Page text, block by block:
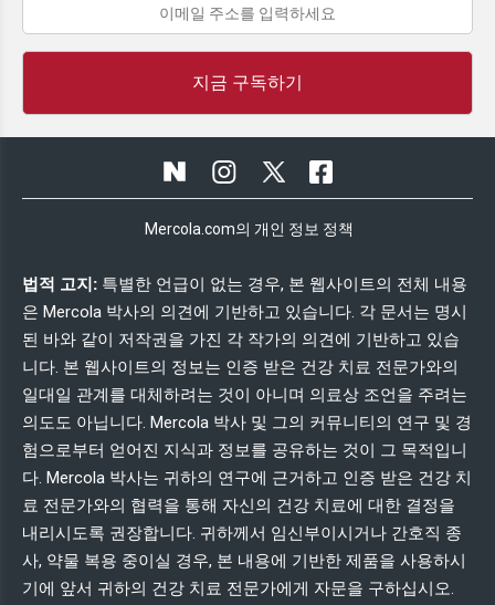
지금 구독하기
Mercola.com의 개인 정보 정책
법적 고지: 특별한 언급이 없는 경우, 본 웹사이트의 전체 내용
은 Mercola 박사의 의견에 기반하고 있습니다. 각 문서는 명시
된 바와 같이 저작권을 가진 각 작가의 의견에 기반하고 있습
니다. 본 웹사이트의 정보는 인증 받은 건강 치료 전문가와의
일대일 관계를 대체하려는 것이 아니며 의료상 조언을 주려는
의도도 아닙니다. Mercola 박사 및 그의 커뮤니티의 연구 및 경
험으로부터 얻어진 지식과 정보를 공유하는 것이 그 목적입니
다. Mercola 박사는 귀하의 연구에 근거하고 인증 받은 건강 치
료 전문가와의 협력을 통해 자신의 건강 치료에 대한 결정을
내리시도록 권장합니다. 귀하께서 임신부이시거나 간호직 종
사, 약물 복용 중이실 경우, 본 내용에 기반한 제품을 사용하시
기에 앞서 귀하의 건강 치료 전문가에게 자문을 구하십시오.